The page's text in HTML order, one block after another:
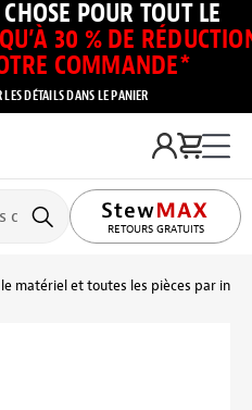
POUR TOUT LE
30 % DE
COMMANDE*
LES DÉTAILS DANS LE PANIER
RETOURS GRATUITS
matériel et toutes les pièces par